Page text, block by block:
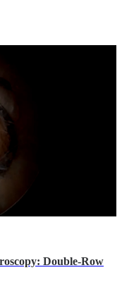
Double-Row